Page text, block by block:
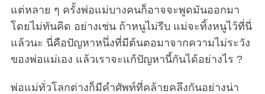
แต่หลาย ๆ ครั้งพ่อแม่บางคนก็อาจจะพูดมันออกมา
โดยไม่ทันคิด อย่างเช่น ถ้าหนูไม่รีบ แม่จะทิ้งหนูไว้ที่นี่
แล้วนะ นี่คือปัญหาหนึ่งที่มีต้นตอมาจากความไม่ระวัง
ของพ่อแม่เอง แล้วเราจะแก้ปัญหานี้กันได้อย่างไร ?
พ่อแม่ทั่วโลกต่างก็มีคำศัพท์ที่คล้ายคลึงกันอย่างน่า